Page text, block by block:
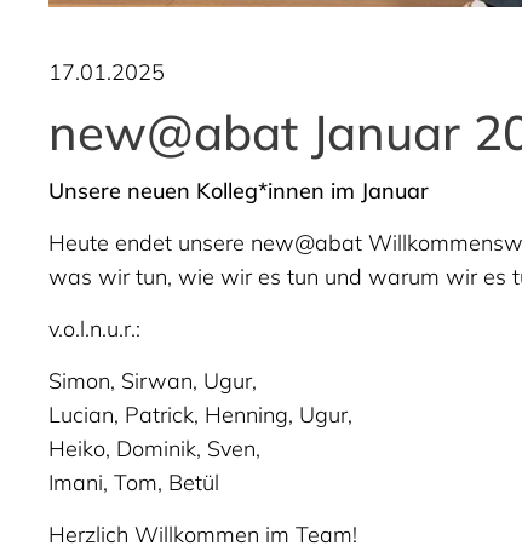
17.01.2025
new@abat Januar
Unsere neuen Kolleg*innen im Januar
Heute endet unsere new@abat
was wir tun, wie wir es tun und warum wir es
v.o.l.n.u.r.:
Simon, Sirwan, Ugur,
Lucian, Patrick, Henning, Ugur,
Heiko, Dominik, Sven,
Imani, Tom, Betül
Herzlich Willkommen im Team!